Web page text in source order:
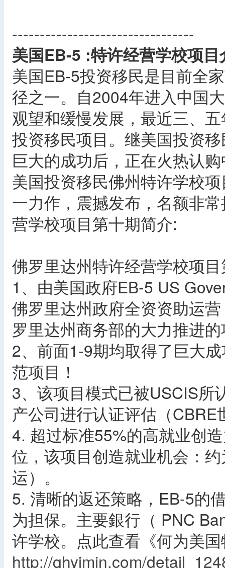
---------------------------------
美国EB-5 :特许经营学校项目
美国EB-5投资移民是目前全
径之一。自2004年进入中国
观望和缓慢发展，最近三、
投资移民项目。继美国投资
巨大的成功后，正在火热认
美国投资移民佛州特许学校
一力作，震撼发布，名额非
营学校项目第十期简介:
佛罗里达州特许经营学校项
1、由美国政府EB-5 US
佛罗里达州政府全资资助运
罗里达州商务部的大力推进
2、前面1-9期均取得了巨大
范项目！
3、该项目模式已被USCIS所
产公司进行认证评估（CBRE
4. 超过标准55%的高就业创
位，该项目创造就业机会：
运）。
5. 清晰的返还策略，EB-5的
为担保。主要銀行（ PNC
许学校。点此查看《何为美
http://qhyimin.com/